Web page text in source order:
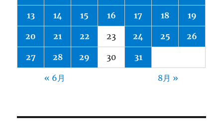
13 14 15 16 17 18 19
20 21 22 23 24 25 26
27 28 29 30 31
« 6月 8月 »